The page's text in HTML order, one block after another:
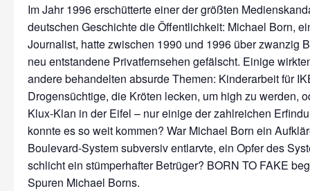
Im Jahr 1996 erschütterte einer der größten
deutschen Geschichte die Öffentlichkeit: Michael Born,
Journalist, hatte zwischen 1990 und 1996 über zwanzig
neu entstandene Privatfernsehen gefälscht. Einige
andere behandelten absurde Themen: Kinderarbeit für
Drogensüchtige, die Kröten lecken, um high zu werden,
Klux-Klan in der Eifel – nur einige der zahlreichen
konnte es so weit kommen? War Michael Born ein
Boulevard-System subversiv entlarvte, ein Opfer des
schlicht ein stümperhafter Betrüger? BORN TO FAKE
Spuren Michael Borns.